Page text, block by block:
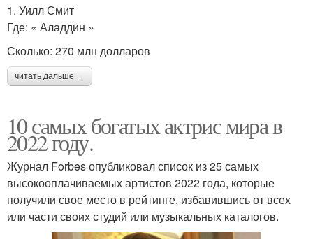
1. Уилл Смит
Где: « Аладдин »
Сколько: 270 млн долларов
читать дальше →
10 самых богатых актрис мира в
2022 году.
Журнал Forbes опубликовал список из 25 самых
высокооплачиваемых артистов 2022 года, которые
получили свое место в рейтинге, избавившись от всех
или части своих студий или музыкальных каталогов.